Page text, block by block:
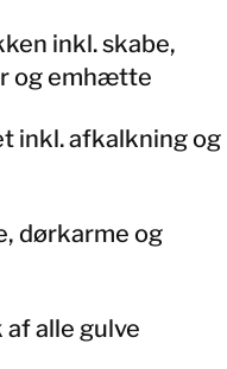
inkl. skabe,
og emhætte
inkl. afkalkning og
dørkarme og
alle gulve